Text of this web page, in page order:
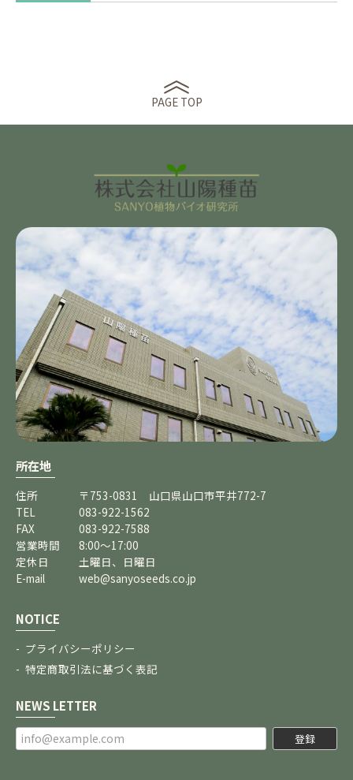
PAGE TOP
所在地
住所
〒753-0831 山口県山口市平井772-7
TEL
083-922-1562
FAX
083-922-7588
営業時間
8:00～17:00
定休日
土曜日、日曜日
E-mail
web@sanyoseeds.co.jp
NOTICE
プライバシーポリシー
特定商取引法に基づく表記
NEWS LETTER
登録